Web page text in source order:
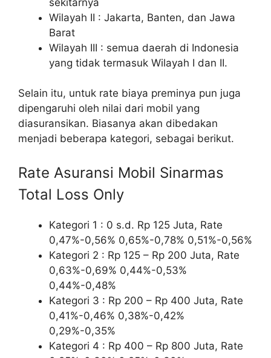
Wilayah II : Jakarta, Banten, dan Jawa
Barat
Wilayah III : semua daerah di Indonesia
yang tidak termasuk Wilayah I dan II.
Selain itu, untuk rate biaya preminya pun juga
dipengaruhi oleh nilai dari mobil yang
diasuransikan. Biasanya akan dibedakan
menjadi beberapa kategori, sebagai berikut.
Rate Asuransi Mobil Sinarmas
Total Loss Only
Kategori 1 : 0 s.d. Rp 125 Juta, Rate
0,47%-0,56% 0,65%-0,78% 0,51%-0,56%
Kategori 2 : Rp 125 – Rp 200 Juta, Rate
0,63%-0,69% 0,44%-0,53%
0,44%-0,48%
Kategori 3 : Rp 200 – Rp 400 Juta, Rate
0,41%-0,46% 0,38%-0,42%
0,29%-0,35%
Kategori 4 : Rp 400 – Rp 800 Juta, Rate